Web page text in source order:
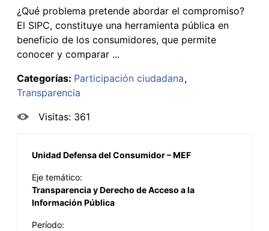
¿Qué problema pretende abordar el compromiso?
El SIPC, constituye una herramienta pública en
beneficio de los consumidores, que permite
conocer y comparar ...
Categorías: Participación ciudadana
Transparencia
Visitas: 361
Unidad Defensa del Consumidor – MEF
Eje temático:
Transparencia y Derecho de Acceso a la
Información Pública
Período: